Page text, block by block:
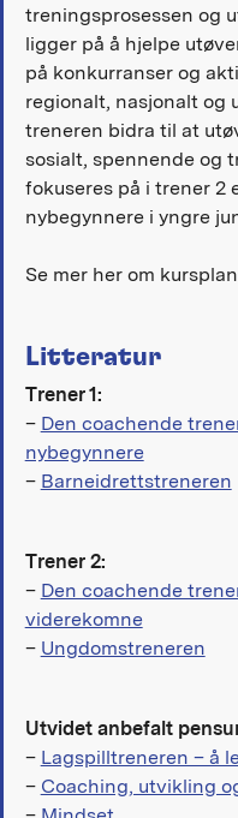
treningsprosessen og
ligger på å hjelpe
på konkurranser og
regionalt, nasjonalt og
treneren bidra til at
sosialt, spennende og
fokuseres på i trener 2
nybegynnere i yngre
Se mer her om
Litteratur
Trener 1:
– Den coachende
nybegynnere
– Barneidrettstreneren
Trener 2:
– Den coachende
viderekomne
– Ungdomstreneren
Utvidet anbefalt
– Lagspilltreneren – å
– Coaching, utvikling